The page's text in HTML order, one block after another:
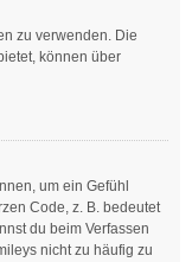
zu verwenden. Die
können über
um ein Gefühl
Code, z. B. bedeutet
du beim Verfassen
nicht zu häufig zu